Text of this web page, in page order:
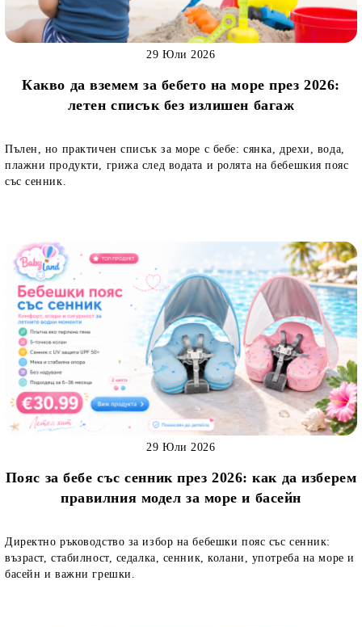
Какво да вземем за бебето на море през 2026:
летен списък без излишен багаж
29 Юли 2026
Пълен, но практичен списък за море с бебе: сянка, дрехи, вода,
плажни продукти, грижа след водата и ролята на бебешкия пояс
със сенник.
Пояс за бебе със сенник през 2026: как да изберем
правилния модел за море и басейн
29 Юли 2026
Директно ръководство за избор на бебешки пояс със сенник:
възраст, стабилност, седалка, сенник, колани, употреба на море и
басейн и важни грешки.